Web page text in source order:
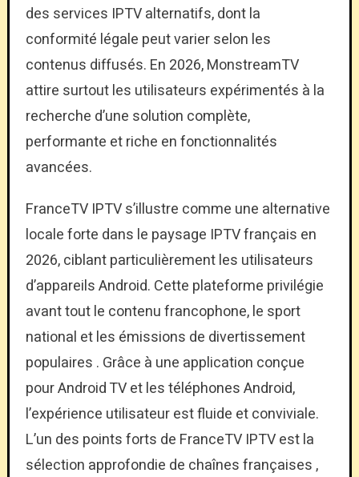
des services IPTV alternatifs, dont la
conformité légale peut varier selon les
contenus diffusés. En 2026, MonstreamTV
attire surtout les utilisateurs expérimentés à la
recherche d’une solution complète,
performante et riche en fonctionnalités
avancées.
FranceTV IPTV s’illustre comme une alternative
locale forte dans le paysage IPTV français en
2026, ciblant particulièrement les utilisateurs
d’appareils Android. Cette plateforme privilégie
avant tout le contenu francophone, le sport
national et les émissions de divertissement
populaires . Grâce à une application conçue
pour Android TV et les téléphones Android,
l’expérience utilisateur est fluide et conviviale.
L’un des points forts de FranceTV IPTV est la
sélection approfondie de chaînes françaises ,